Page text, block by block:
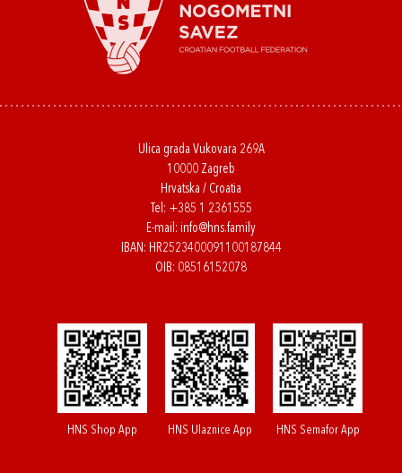
Ulica grada Vukovara 269A
10000 Zagreb
Hrvatska / Croatia
Tel: +385 1 2361555
E-mail: info@hns.family
IBAN: HR2523400091100187844
OIB: 08516152078
HNS Shop App HNS Ulaznice App HNS Semafor App